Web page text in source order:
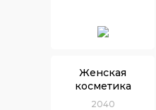
Женская
косметика
2040